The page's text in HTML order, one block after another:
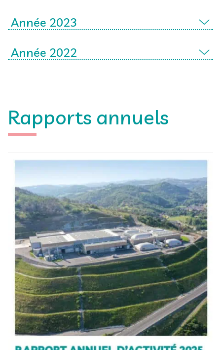
Année 2023
Année 2022
Rapports annuels